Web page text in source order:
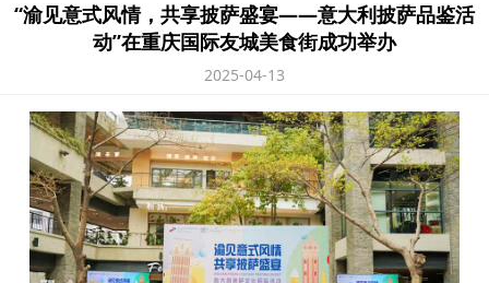
“渝见意式风情，共享披萨盛宴——意大利披萨品鉴活
动”在重庆国际友城美食街成功举办
2025-04-13